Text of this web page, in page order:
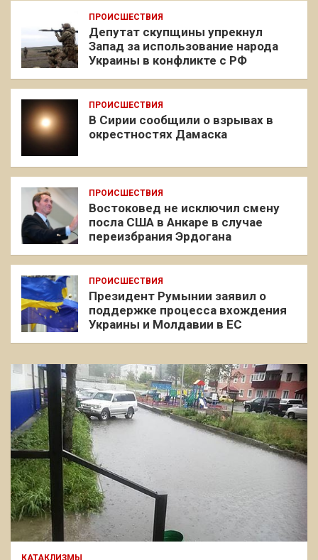
ПРОИСШЕСТВИЯ
Депутат скупщины упрекнул
Запад за использование народа
Украины в конфликте с РФ
ПРОИСШЕСТВИЯ
В Сирии сообщили о взрывах в
окрестностях Дамаска
ПРОИСШЕСТВИЯ
Востоковед не исключил смену
посла США в Анкаре в случае
переизбрания Эрдогана
ПРОИСШЕСТВИЯ
Президент Румынии заявил о
поддержке процесса вхождения
Украины и Молдавии в ЕС